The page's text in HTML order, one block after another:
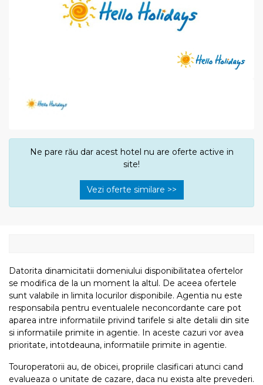
Ne pare rău dar acest hotel nu are oferte active in
site!
Vezi oferte similare >>
Datorita dinamicitatii domeniului disponibilitatea ofertelor
se modifica de la un moment la altul. De aceea ofertele
sunt valabile in limita locurilor disponibile. Agentia nu este
responsabila pentru eventualele neconcordante care pot
aparea intre informatiile privind tarifele si alte detalii din site
si informatiile primite in agentie. In aceste cazuri vor avea
prioritate, intotdeauna, informatiile primite in agentie.
Touroperatorii au, de obicei, propriile clasificari atunci cand
evalueaza o unitate de cazare, daca nu exista alte prevederi.